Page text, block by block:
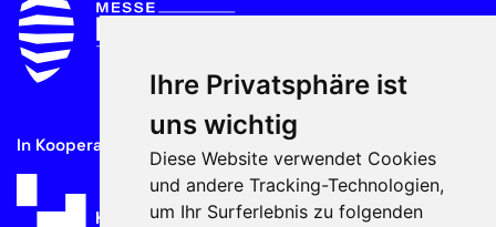
Ihre Privatsphäre ist
uns wichtig
Diese Website verwendet Cookies
und andere Tracking-Technologien,
um Ihr Surferlebnis zu folgenden
In Kooperation mit